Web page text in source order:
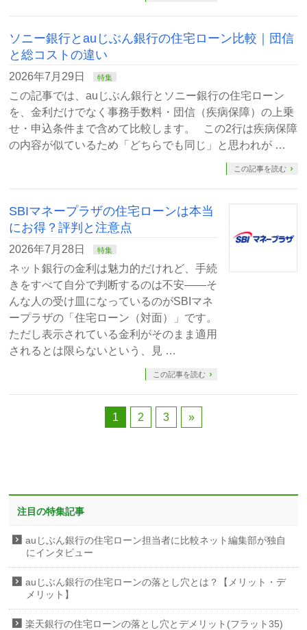
ソニー銀行とauじぶん銀行の住宅ローン比較｜団信
と総コストの違い
2026年7月29日 特集
この記事では、auじぶん銀行とソニー銀行の住宅ローン
を、金利だけでなく事務手数料・団信（疾病保障）の上乗
せ・申込条件まで含めて比較します。 この2行は疾病保障
の内容が似ているため「どちらでも同じ」と思われが …
この記事を読む
SBIマネープラザの住宅ローンは本当
にお得？評判と注意点
2026年7月28日 特集
ネット銀行の金利は魅力的だけれど、手続
きをすべて自分で判断するのは不安——そ
んな人の受け皿になっているのがSBIマネ
ープラザの「住宅ローン（対面）」です。
ただし表示されている金利がそのまま適用
されるとは限らないという、見 …
この記事を読む
1 2 3 »
注目の特集記事
auじぶん銀行の住宅ローン担当者に比較ネット編集部が独自
にインタビュー
auじぶん銀行の住宅ローンの落とし穴とは？【メリット・デ
メリット】
楽天銀行の住宅ローンの落とし穴とデメリット(フラット35)